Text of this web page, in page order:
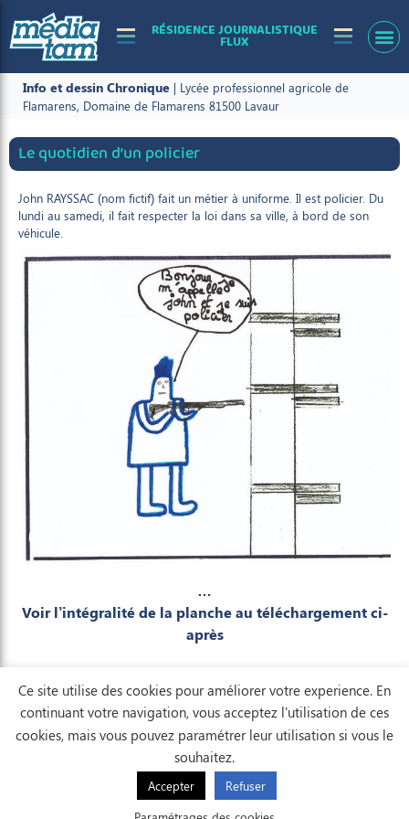
RÉSIDENCE JOURNALISTIQUE
FLUX
Info et dessin Chronique | Lycée professionnel agricole de
Flamarens, Domaine de Flamarens 81500 Lavaur
Le quotidien d’un policier
John RAYSSAC (nom fictif) fait un métier à uniforme. Il est policier. Du
lundi au samedi, il fait respecter la loi dans sa ville, à bord de son
véhicule.
…
Voir l’intégralité de la planche au téléchargement ci-
après
Ce site utilise des cookies pour améliorer votre experience. En
continuant votre navigation, vous acceptez l'utilisation de ces
cookies, mais vous pouvez paramétrer leur utilisation si vous le
souhaitez.
Accepter Refuser